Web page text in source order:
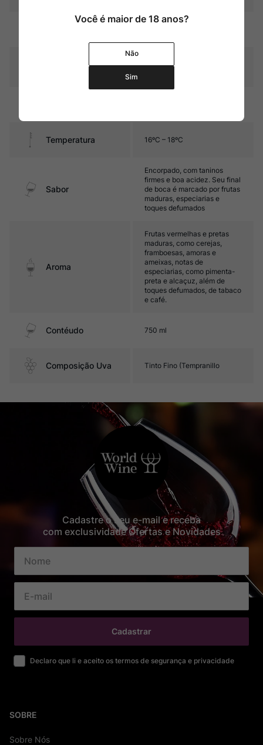
14,5%
Temperatura 16ºC – 18ºC
Sabor
Encorpado, com taninos
firmes e boa acidez. Seu final
de boca é marcado por frutas
maduras, especiarias e
toques defumados
Aroma
Frutas vermelhas e pretas
maduras, como cerejas,
framboesas, amoras e
ameixas, notas de
especiarias, como pimenta-
preta e alcaçuz, além de
toques defumados, de tabaco
e café.
Contéudo 750 ml
Composição Uva Tinto Fino (Tempranillo
Cadastre o seu e-mail e receba
com exclusividade Ofertas e Novidades
Cadastrar
Declaro que li e aceito os termos de segurança e privacidade
SOBRE
Sobre Nós
Você é maior de 18 anos?
Não
Sim